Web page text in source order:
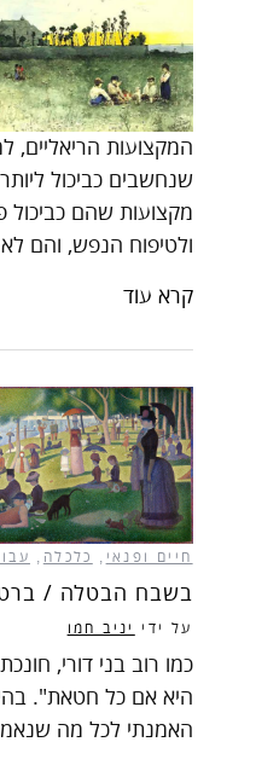
המקצועות הריאליים,
שנחשבים כביכול
מקצועות שהם כביכול
ולטיפוח הנפש, והם
קרא עוד
חיים ופנאי כלכלה
בשבח הבטלה /
על ידי יניב חמו
כמו רוב בני דורי,
היא אם כל חטאת".
האמנתי לכל מה